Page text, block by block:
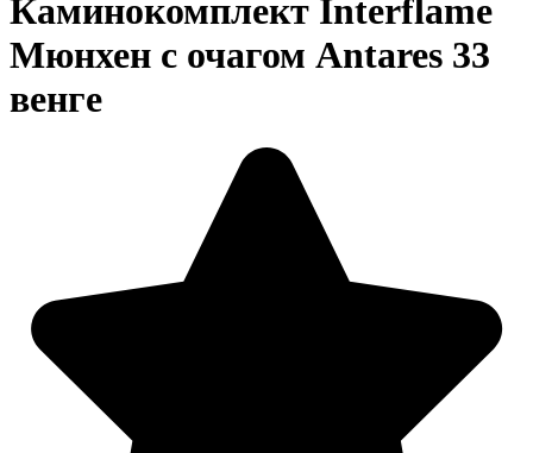
Каминокомплект Interflame
Мюнхен с очагом Antares 33
венге